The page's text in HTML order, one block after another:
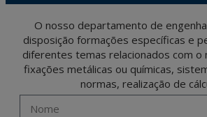
and opposition under the provisions of the General Data
Portalada II | c/ Segador 13, 26006 | Logroño (La Rioja).
O nosso departamento de
disposição formações específicas e
diferentes temas relacionados com o
fixações metálicas ou químicas,
normas, realização de